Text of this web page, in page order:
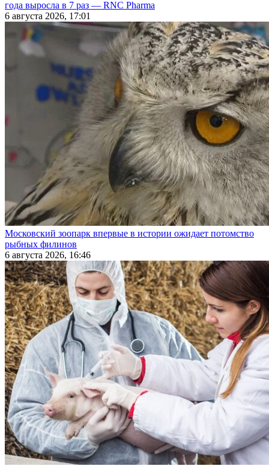
года выросла в 7 раз — RNC Pharma
6 августа 2026, 17:01
Московский зоопарк впервые в истории ожидает потомство
рыбных филинов
6 августа 2026, 16:46